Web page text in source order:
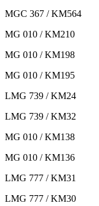
MGC 367 / KM564
MG 010 / KM210
MG 010 / KM198
MG 010 / KM195
LMG 739 / KM24
LMG 739 / KM32
MG 010 / KM138
MG 010 / KM136
LMG 777 / KM31
LMG 777 / KM30